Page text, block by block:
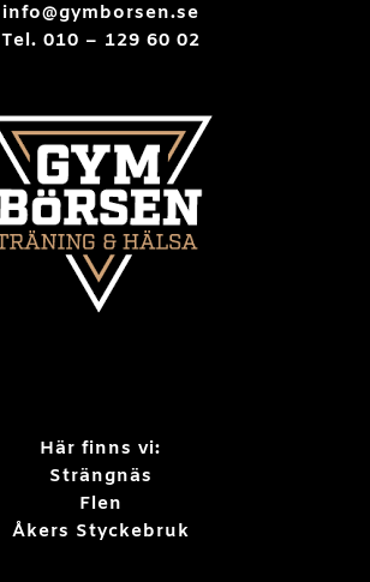
info@gymborsen.se
Tel. 010 – 129 60 02
Här finns vi:
Strängnäs
Flen
Åkers Styckebruk